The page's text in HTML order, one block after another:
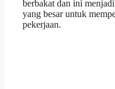
berbakat dan ini
yang besar untuk
pekerjaan.